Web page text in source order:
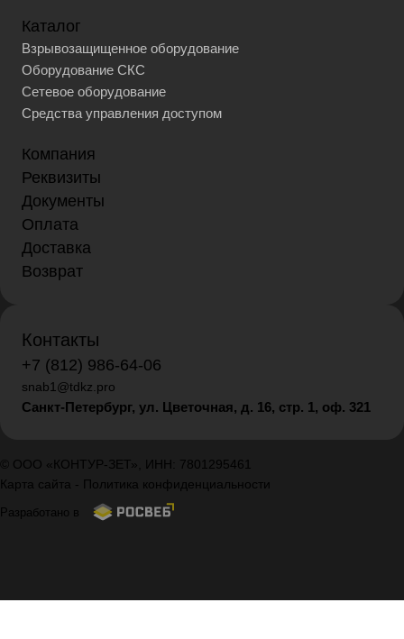
Каталог
Взрывозащищенное оборудование
Оборудование СКС
Сетевое оборудование
Средства управления доступом
Компания
Реквизиты
Документы
Оплата
Доставка
Возврат
Контакты
+7 (812) 986-64-06
snab1@tdkz.pro
Санкт-Петербург, ул. Цветочная, д. 16, стр. 1, оф. 321
© ООО «КОНТУР-ЗЕТ», ИНН: 7801295461
Карта сайта - Политика конфиденциальности
Разработано в